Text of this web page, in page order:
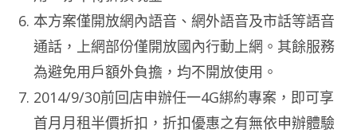
本方案僅開放網內語音、網外語音及市話等語音
通話，上網部份僅開放國內行動上網。其餘服務
為避免用戶額外負擔，均不開放使用。
2014/9/30前回店申辦任一4G綁約專案，即可享
首月月租半價折扣，折扣優惠之有無依申辦體驗